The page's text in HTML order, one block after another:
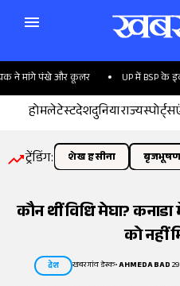
ने मांगे पंखे और कूलर UP में BSP के
होमलेटेस्टदेशदुनियाराज्यस्पोर्ट्स
ट्रेंडिंग: शेख हसीना
कौन थीं विधि मेघा? कनाडा
को नहीं
देश खबरगांव डेस्क•AHMEDABAD